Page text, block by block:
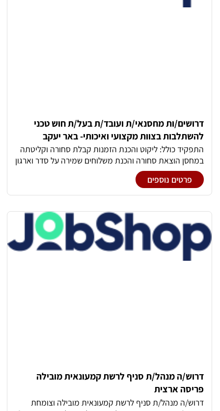
דרושים/ות מחסנאי/ת ועובד/ת בעל/ת חוש טכני
להשתלבות בצוות מקצועי ואיכותי- באר יעקב
התפקיד כולל: ליקוט והכנת הזמנות קבלת סחורה וקליטתה
במחסן הוצאת סחורה והכנת משלוחים שמירה על סדר וארגון
המחסן עבודה שוטפת בשיתוף פעולה עם צוות העובדים מה
אנחנו מציעים סביבת עבודה נעימה ומשפחתית יציבות
תעסוקתית ותנאים טובים למתאימים אפשרות להשתלב
פרטים נוספים
דרוש/ה מנהל/ת סניף לרשת קמעונאית מובילה
פריסה ארצית
דרוש/ה מנהל/ת סניף לרשת קמעונאית מובילה וצומחת